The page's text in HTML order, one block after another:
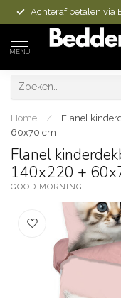
Achteraf betalen via
MENU
Home /
Flanel
60x70 cm
Flanel
140x220 +
GOOD MORNING